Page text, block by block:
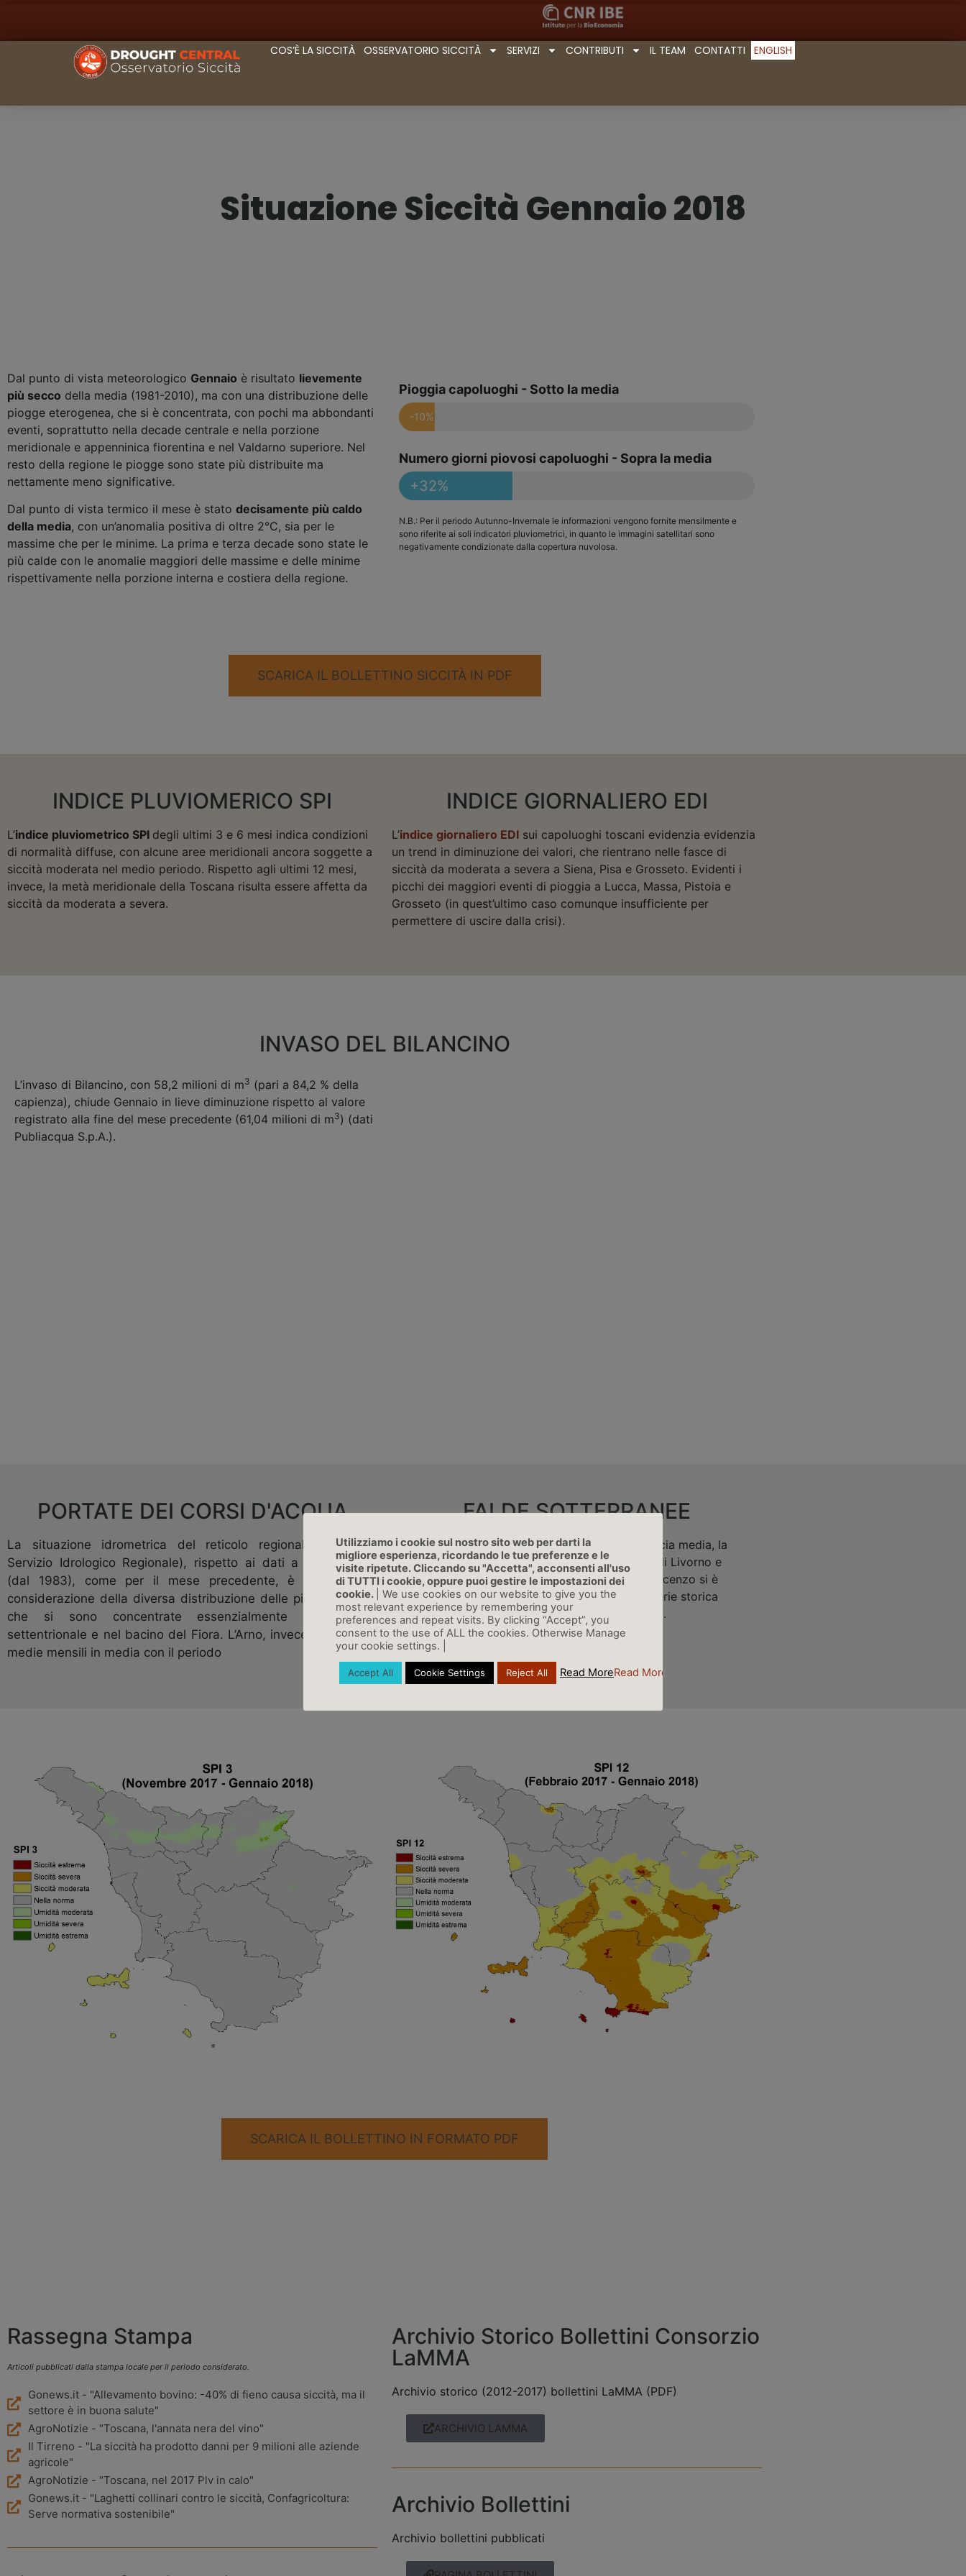
COS’È LA SICCITÀ OSSERVATORIO SICCITÀ SERVIZI CONTRIBUTI IL TEAM CONTATTI ENGLISH
Situazione Siccità Gennaio 2018
Dal punto di vista meteorologico Gennaio è risultato lievemente
più secco della media (1981-2010), ma con una distribuzione delle
piogge eterogenea, che si è concentrata, con pochi ma abbondanti
eventi, soprattutto nella decade centrale e nella porzione
meridionale e appenninica fiorentina e nel Valdarno superiore. Nel
resto della regione le piogge sono state più distribuite ma
nettamente meno significative.
Dal punto di vista termico il mese è stato decisamente più caldo
della media, con un’anomalia positiva di oltre 2°C, sia per le
massime che per le minime. La prima e terza decade sono state le
più calde con le anomalie maggiori delle massime e delle minime
rispettivamente nella porzione interna e costiera della regione.
Pioggia capoluoghi - Sotto la media
-10%
Numero giorni piovosi capoluoghi - Sopra la media
+32%
N.B.: Per il periodo Autunno-Invernale le informazioni vengono fornite mensilmente e
sono riferite ai soli indicatori pluviometrici, in quanto le immagini satellitari sono
negativamente condizionate dalla copertura nuvolosa.
SCARICA IL BOLLETTINO SICCITÀ IN PDF
INDICE PLUVIOMERICO SPI
L’indice pluviometrico SPI degli ultimi 3 e 6 mesi indica condizioni
di normalità diffuse, con alcune aree meridionali ancora soggette a
siccità moderata nel medio periodo. Rispetto agli ultimi 12 mesi,
invece, la metà meridionale della Toscana risulta essere affetta da
siccità da moderata a severa.
INDICE GIORNALIERO EDI
L’indice giornaliero EDI sui capoluoghi toscani evidenzia evidenzia
un trend in diminuzione dei valori, che rientrano nelle fasce di
siccità da moderata a severa a Siena, Pisa e Grosseto. Evidenti i
picchi dei maggiori eventi di pioggia a Lucca, Massa, Pistoia e
Grosseto (in quest’ultimo caso comunque insufficiente per
permettere di uscire dalla crisi).
INVASO DEL BILANCINO
L’invaso di Bilancino, con 58,2 milioni di m3 (pari a 84,2 % della
capienza), chiude Gennaio in lieve diminuzione rispetto al valore
registrato alla fine del mese precedente (61,04 milioni di m3) (dati
Publiacqua S.p.A.).
PORTATE DEI CORSI D'ACQUA
La situazione idrometrica del reticolo regionale (dati del
Servizio Idrologico Regionale), rispetto ai dati a disposizione
(dal 1983), come per il mese precedente, è variegata in
considerazione della diversa distribuzione delle piogge cadute
che si sono concentrate essenzialmente nella parte
settentrionale e nel bacino del Fiora. L’Arno, invece, ha portate
medie mensili in media con il periodo
FALDE SOTTERRANEE
Il 25% delle falde mostra livelli più bassi della fascia media, la
maggior parte delle quali si trova nelle province di Livorno e
Grosseto. Nella zona tra il fiume Cecina e San Vincenzo si è
registrato il minimo mensile assoluto dell’intera serie storica
disponibile(dati del Servizio Idrologico Regionale).
SCARICA IL BOLLETTINO IN FORMATO PDF
Rassegna Stampa
Articoli pubblicati dalla stampa locale per il periodo considerato.
Gonews.it - "Allevamento bovino: -40% di fieno causa siccità, ma il
settore è in buona salute"
AgroNotizie - "Toscana, l'annata nera del vino"
Il Tirreno - "La siccità ha prodotto danni per 9 milioni alle aziende
agricole"
AgroNotizie - "Toscana, nel 2017 Plv in calo"
Gonews.it - "Laghetti collinari contro le siccità, Confagricoltura:
Serve normativa sostenibile"
Archivio Storico Bollettini Consorzio
LaMMA
Archivio storico (2012-2017) bollettini LaMMA (PDF)
ARCHIVIO LAMMA
Archivio Bollettini
Archivio bollettini pubblicati
Utilizziamo i cookie sul nostro sito web per darti la
migliore esperienza, ricordando le tue preferenze e le
visite ripetute. Cliccando su "Accetta", acconsenti all'uso
di TUTTI i cookie, oppure puoi gestire le impostazioni dei
cookie.
| We use cookies on our website to give you the
most relevant experience by remembering your
preferences and repeat visits. By clicking “Accept”, you
consent to the use of ALL the cookies. Otherwise Manage
your cookie settings. |
Accept All Cookie Settings Reject All Read MoreRead More